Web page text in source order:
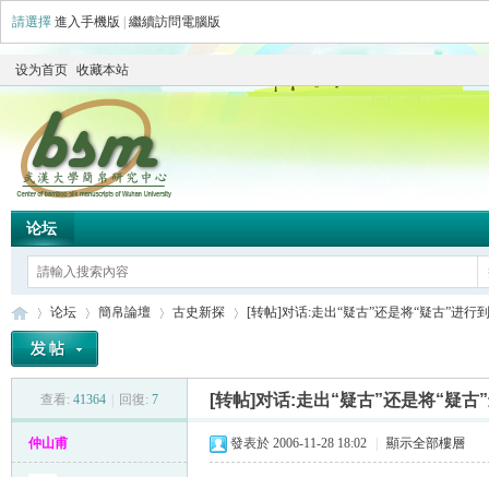
請選擇 進入手機版 繼續訪問電腦版
设为首页 收藏本站
论坛
论坛
›
簡帛論壇
›
古史新探
›
[转帖]对话:走出“疑古”还是将“疑古”进行
查看: 41364 回復: 7 [转帖]对话:走出“疑古”还是将“疑古
仲山甫 發表於 2006-11-28 18:02 顯示全部樓層